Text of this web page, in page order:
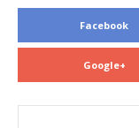
Facebook
Google+